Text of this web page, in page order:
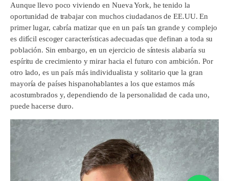
Aunque llevo poco viviendo en Nueva York, he tenido la
oportunidad de trabajar con muchos ciudadanos de EE.UU. En
primer lugar, cabría matizar que en un país tan grande y complejo
es difícil escoger características adecuadas que definan a toda su
población. Sin embargo, en un ejercicio de síntesis alabaría su
espíritu de crecimiento y mirar hacia el futuro con ambición. Por
otro lado, es un país más individualista y solitario que la gran
mayoría de países hispanohablantes a los que estamos más
acostumbrados y, dependiendo de la personalidad de cada uno,
puede hacerse duro.